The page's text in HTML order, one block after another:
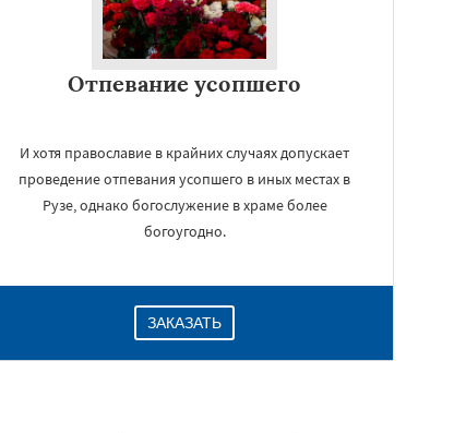
Отпевание усопшего
И хотя православие в крайних случаях допускает
проведение отпевания усопшего в иных местах в
Рузе, однако богослужение в храме более
богоугодно.
ЗАКАЗАТЬ